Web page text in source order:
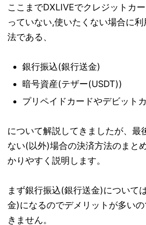
ここまでDXLIVEでクレジットカ
っていない,使いたくない場合に
法である、
銀行振込(銀行送金)
暗号資産(テザー(USDT))
プリペイドカードやデビット
について解説してきましたが、最
ない(以外)場合の決済方法のまと
かりやすく説明します。
まず銀行振込(銀行送金)について
金)になるのでデメリットが多い
きません。